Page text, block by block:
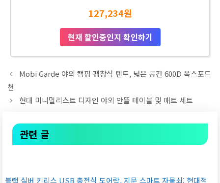
127,234원
현재 할인중인지 확인하기
Mobi Garde 야외 캠핑 팽창식 텐트, 넓은 공간 600D 옥스포드
천
현대 미니멀리스트 디자인 야외 안뜰 테이블 및 매트 세트
관련 글
블랙 실버 키리스 USB 충전식 도어락, 지문 스마트 자물쇠: 현대적